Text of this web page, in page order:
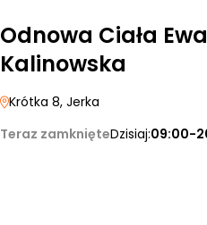
Odnowa Ciała
Kalinowska
Krótka 8, Jerka
Teraz zamknięteDzisiaj:09:00-